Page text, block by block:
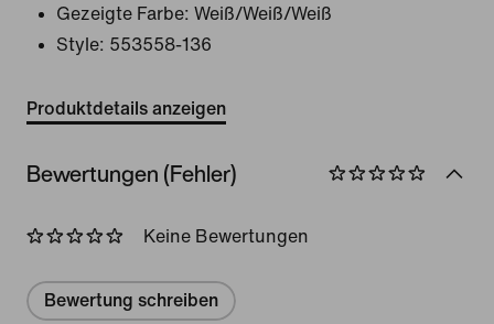
Gezeigte Farbe: Weiß/Weiß/Weiß
Style: 553558-136
Produktdetails anzeigen
Bewertungen (Fehler)
Keine Bewertungen
Bewertung schreiben